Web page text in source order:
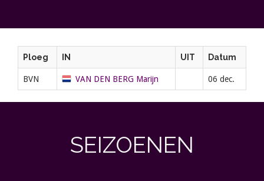
Ploeg IN UIT Datum
BVN VAN DEN BERG Marijn 06 dec.
SEIZOENEN